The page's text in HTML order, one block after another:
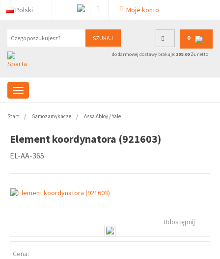
Polski Moje konto
SZUKAJ 0
do darmowej dostawy brakuje: 299.00ZŁ netto
Start Samozamykacze Assa Abloy / Yale
Element koordynatora (921603)
EL-AA-365
Udostępnij
Cena: